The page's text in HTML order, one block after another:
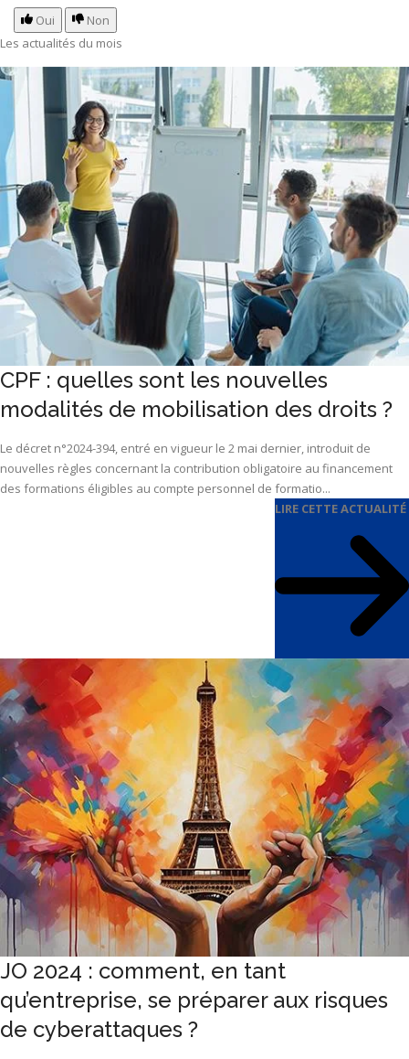
Oui
Non
Les actualités du mois
CPF : quelles sont les nouvelles
modalités de mobilisation des droits ?
Le décret n°2024-394, entré en vigueur le 2 mai dernier, introduit de
nouvelles règles concernant la contribution obligatoire au financement
des formations éligibles au compte personnel de formatio...
LIRE CETTE ACTUALITÉ
JO 2024 : comment, en tant
qu’entreprise, se préparer aux risques
de cyberattaques ?